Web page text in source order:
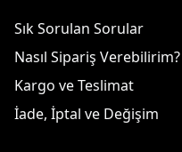
Sık Sorulan Sorular
Nasıl Sipariş Verebilirim?
Kargo ve Teslimat
İade, İptal ve Değişim